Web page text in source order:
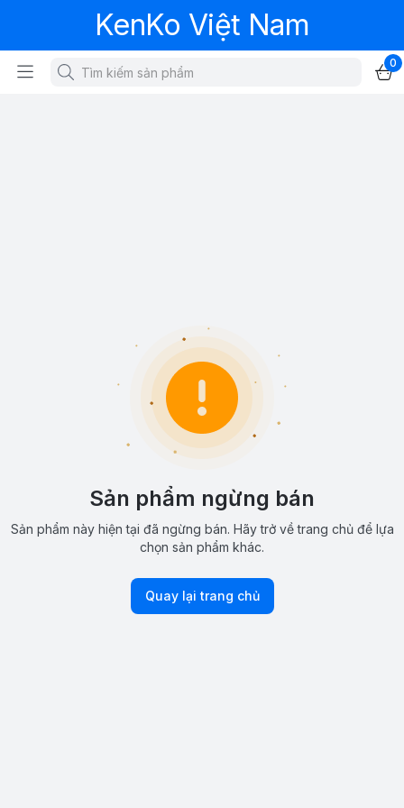
KenKo Việt Nam
0
Sản phẩm ngừng bán
Sản phẩm này hiện tại đã ngừng bán. Hãy trở về trang chủ để lựa
chọn sản phẩm khác.
Quay lại trang chủ